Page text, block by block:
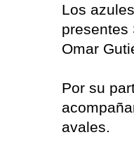
Los
presentes
Omar
Por su
avales.